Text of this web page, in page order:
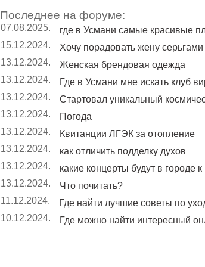
Последнее на форуме:
07.08.2025.
где в Усмани самые красивые
15.12.2024.
Хочу порадовать жену серьгами
13.12.2024.
Женская брендовая одежда
13.12.2024.
Где в Усмани мне искать клуб
13.12.2024.
Стартовал уникальный
13.12.2024.
Погода
13.12.2024.
Квитанции ЛГЭК за отопление
13.12.2024.
как отличить подделку духов
13.12.2024.
какие концерты будут в городе к
13.12.2024.
Что почитать?
11.12.2024.
Где найти лучшие советы по
10.12.2024.
Где можно найти интересный